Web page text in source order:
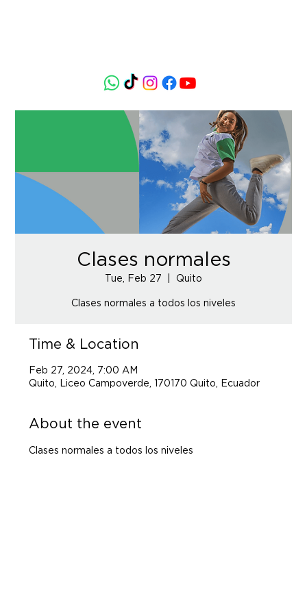
Clases normales
Tue, Feb 27 Quito
Clases normales a todos los niveles
Time & Location
Feb 27, 2024, 7:00 AM
Quito, Liceo Campoverde, 170170 Quito, Ecuador
About the event
Clases normales a todos los niveles